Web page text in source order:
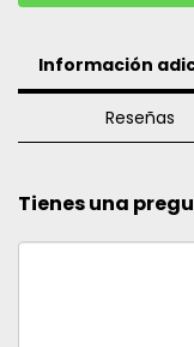
Información
Reseñas
Tienes una